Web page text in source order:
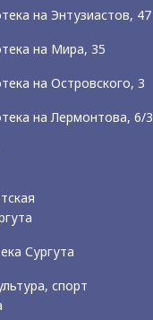
на Энтузиастов, 47
на Мира, 35
на Островского, 3
на Лермонтова, 6/3
Сургута
спорт